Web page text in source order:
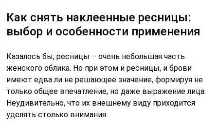
Как снять наклеенные ресницы:
выбор и особенности применения
Казалось бы, ресницы – очень небольшая часть
женского облика. Но при этом и ресницы, и брови
имеют едва ли не решающее значение, формируя не
только общее впечатление, но даже выражение лица.
Неудивительно, что их внешнему виду приходится
уделять столько внимания.